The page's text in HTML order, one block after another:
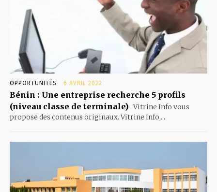
OPPORTUNITÉS 6 AVRIL 2022
Bénin : Une entreprise recherche 5 profils
(niveau classe de terminale) Vitrine Info vous
propose des contenus originaux. Vitrine Info,...